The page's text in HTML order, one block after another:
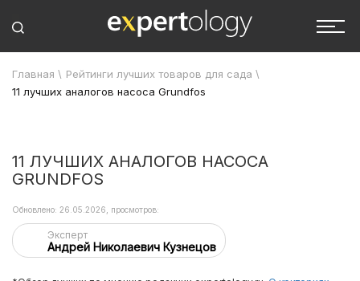
Главная \ Рейтинги лучших товаров для сада \
11 лучших аналогов насоса Grundfos
11 ЛУЧШИХ АНАЛОГОВ НАСОСА
GRUNDFOS
Эксперт
Андрей Николаевич Кузнецов
Обновлено: 26.05.2026, просмотров: